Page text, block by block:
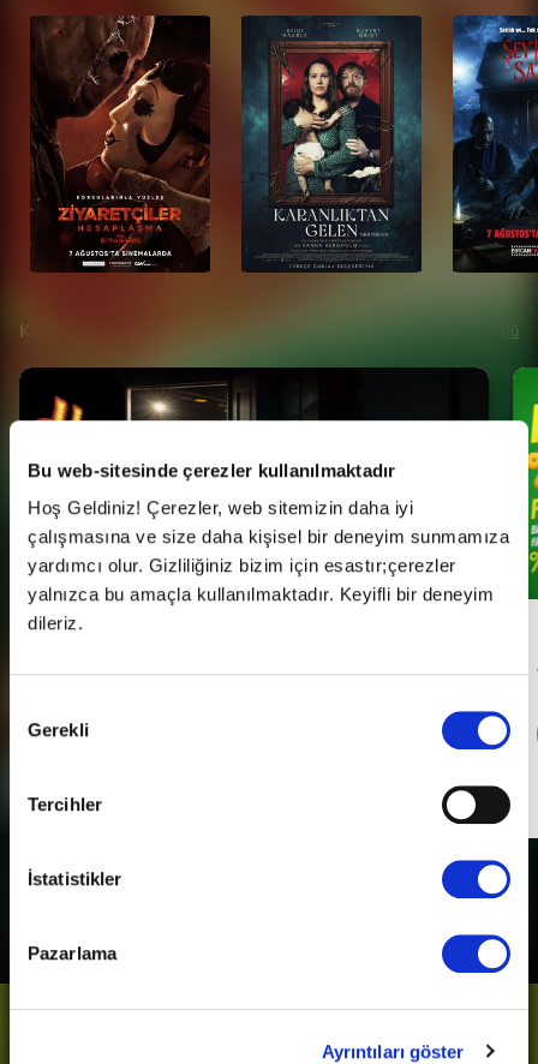
Bu web-sitesinde çerezler kullanılmaktadır
Hoş Geldiniz! Çerezler, web sitemizin daha iyi
çalışmasına ve size daha kişisel bir deneyim sunmamıza
yardımcı olur. Gizliliğiniz bizim için esastır;çerezler
yalnızca bu amaçla kullanılmaktadır. Keyifli bir deneyim
dileriz.
Seçimi
Gerekli
Tercihler
İstatistikler
Pazarlama
Ayrıntıları göster
Kampanyalar Tümü
Her Pazartesi Halk Günü!
Bizi Takip Et